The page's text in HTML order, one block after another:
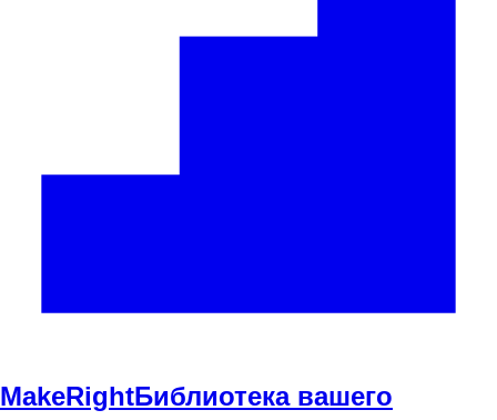
MakeRightБиблиотека вашего